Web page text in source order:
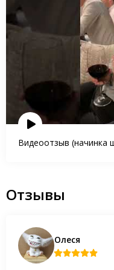
Видеоотзыв (начинка
Отзывы
Олеся